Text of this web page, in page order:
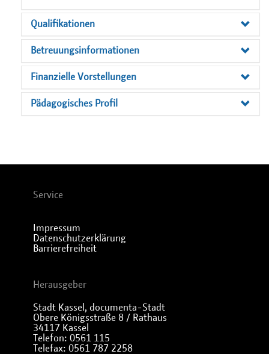
Qualifikationen
Betreuungsinformationen
Finanzielle Vorstellungen
Pädagogisches Profil
Service
Impressum
Datenschutzerklärung
Barrierefreiheit
Herausgeber
Stadt Kassel, documenta-Stadt
Obere Königsstraße 8 / Rathaus
34117 Kassel
Telefon: 0561 115
Telefax: 0561 787 2258